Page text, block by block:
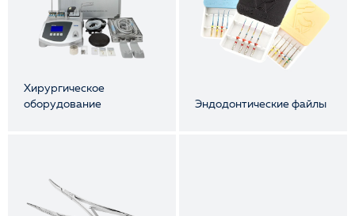
Хирургическое
оборудование
Эндодонтические файлы